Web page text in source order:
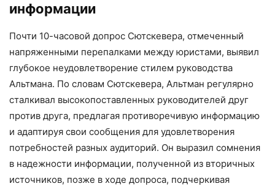
информации
Почти 10-часовой допрос Сютскевера, отмеченный
напряженными перепалками между юристами, выявил
глубокое неудовлетворение стилем руководства
Альтмана. По словам Сютскевера, Альтман регулярно
сталкивал высокопоставленных руководителей друг
против друга, предлагая противоречивую информацию
и адаптируя свои сообщения для удовлетворения
потребностей разных аудиторий. Он выразил сомнения
в надежности информации, полученной из вторичных
источников, позже в ходе допроса, подчеркивая